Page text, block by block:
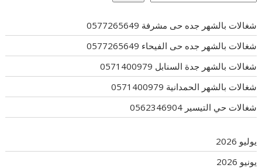
شغالات بالشهر جده حى مشرفة 0577265649
شغالات بالشهر جده حى الفيحاء 0577265649
شغالات بالشهر جدة السنابل 0571400979
شغالات بالشهر الحمدانية 0571400979
شغالات حي التيسير 0562346904
يوليو 2026
يونيو 2026